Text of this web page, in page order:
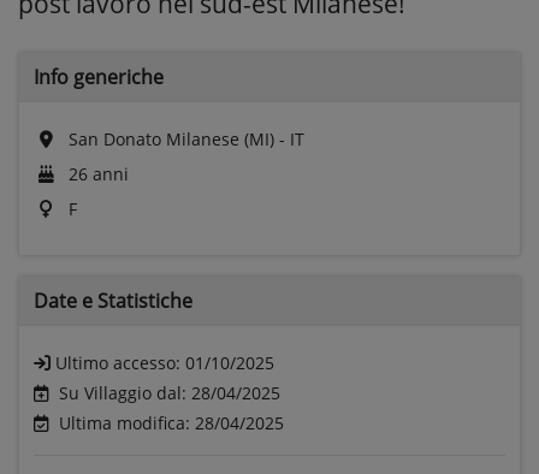
Info generiche
San Donato Milanese (MI) - IT
26 anni
F
Date e Statistiche
Ultimo accesso: 01/10/2025
Su Villaggio dal: 28/04/2025
Ultima modifica: 28/04/2025